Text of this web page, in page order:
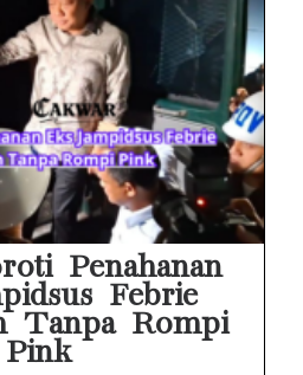
Penahanan
Febrie
Tanpa Rompi
Pink